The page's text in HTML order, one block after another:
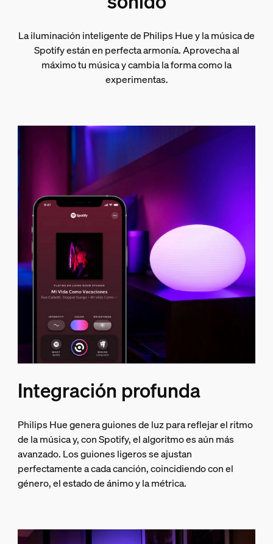
La iluminación inteligente de Philips Hue y la música de
Spotify están en perfecta armonía. Aprovecha al
máximo tu música y cambia la forma como la
experimentas.
Integración profunda
Philips Hue genera guiones de luz para reflejar el ritmo
de la música y, con Spotify, el algoritmo es aún más
avanzado. Los guiones ligeros se ajustan
perfectamente a cada canción, coincidiendo con el
género, el estado de ánimo y la métrica.